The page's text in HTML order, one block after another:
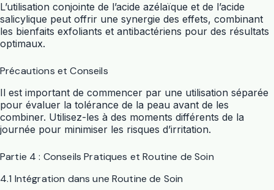
L’utilisation conjointe de l’acide azélaïque et de l’acide
salicylique peut offrir une synergie des effets, combinant
les bienfaits exfoliants et antibactériens pour des résultats
optimaux.
Précautions et Conseils
Il est important de commencer par une utilisation séparée
pour évaluer la tolérance de la peau avant de les
combiner. Utilisez-les à des moments différents de la
journée pour minimiser les risques d’irritation.
Partie 4 : Conseils Pratiques et Routine de Soin
4.1 Intégration dans une Routine de Soin